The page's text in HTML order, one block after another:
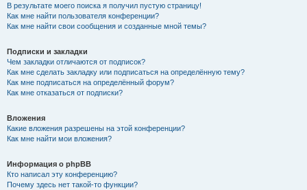
В результате моего поиска я получил пустую страницу!
Как мне найти пользователя конференции?
Как мне найти свои сообщения и созданные мной темы?
Подписки и закладки
Чем закладки отличаются от подписок?
Как мне сделать закладку или подписаться на определённую тему?
Как мне подписаться на определённый форум?
Как мне отказаться от подписки?
Вложения
Какие вложения разрешены на этой конференции?
Как мне найти мои вложения?
Информация о phpBB
Кто написал эту конференцию?
Почему здесь нет такой-то функции?